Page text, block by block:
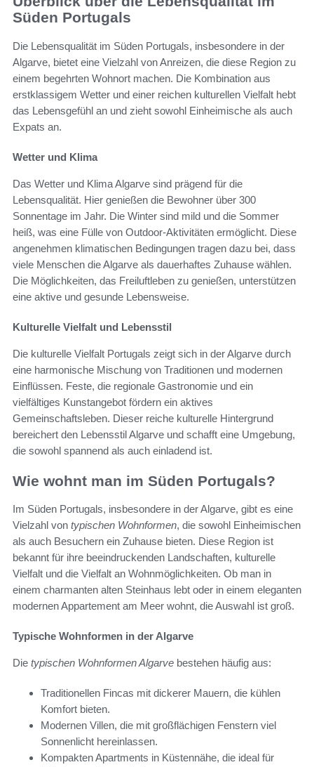
Süden Portugals
Die Lebensqualität im Süden Portugals, insbesondere in der
Algarve, bietet eine Vielzahl von Anreizen, die diese Region zu
einem begehrten Wohnort machen. Die Kombination aus
erstklassigem Wetter und einer reichen kulturellen Vielfalt hebt
das Lebensgefühl an und zieht sowohl Einheimische als auch
Expats an.
Wetter und Klima
Das Wetter und Klima Algarve sind prägend für die
Lebensqualität. Hier genießen die Bewohner über 300
Sonnentage im Jahr. Die Winter sind mild und die Sommer
heiß, was eine Fülle von Outdoor-Aktivitäten ermöglicht. Diese
angenehmen klimatischen Bedingungen tragen dazu bei, dass
viele Menschen die Algarve als dauerhaftes Zuhause wählen.
Die Möglichkeiten, das Freiluftleben zu genießen, unterstützen
eine aktive und gesunde Lebensweise.
Kulturelle Vielfalt und Lebensstil
Die kulturelle Vielfalt Portugals zeigt sich in der Algarve durch
eine harmonische Mischung von Traditionen und modernen
Einflüssen. Feste, die regionale Gastronomie und ein
vielfältiges Kunstangebot fördern ein aktives
Gemeinschaftsleben. Dieser reiche kulturelle Hintergrund
bereichert den Lebensstil Algarve und schafft eine Umgebung,
die sowohl spannend als auch einladend ist.
Wie wohnt man im Süden Portugals?
Im Süden Portugals, insbesondere in der Algarve, gibt es eine
Vielzahl von typischen Wohnformen, die sowohl Einheimischen
als auch Besuchern ein Zuhause bieten. Diese Region ist
bekannt für ihre beeindruckenden Landschaften, kulturelle
Vielfalt und die Vielfalt an Wohnmöglichkeiten. Ob man in
einem charmanten alten Steinhaus lebt oder in einem eleganten
modernen Appartement am Meer wohnt, die Auswahl ist groß.
Typische Wohnformen in der Algarve
Die typischen Wohnformen Algarve bestehen häufig aus:
Traditionellen Fincas mit dickerer Mauern, die kühlen
Komfort bieten.
Modernen Villen, die mit großflächigen Fenstern viel
Sonnenlicht hereinlassen.
Kompakten Apartments in Küstennähe, die ideal für